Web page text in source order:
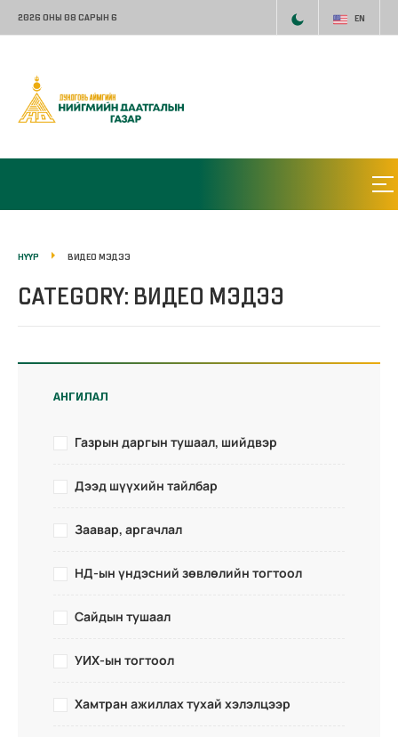
2026 ОНЫ 08 САРЫН 6 EN
НҮҮР ВИДЕО МЭДЭЭ
CATEGORY: ВИДЕО МЭДЭЭ
АНГИЛАЛ
Газрын даргын тушаал, шийдвэр
Дээд шүүхийн тайлбар
Заавар, аргачлал
НД-ын үндэсний зөвлөлийн тогтоол
Сайдын тушаал
УИХ-ын тогтоол
Хамтран ажиллах тухай хэлэлцээр